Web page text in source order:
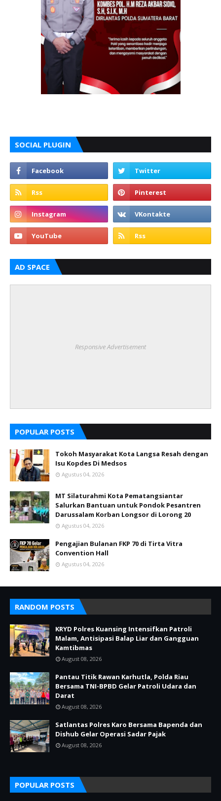
SOCIAL PLUGIN
AD SPACE
Responsive Advertisement
POPULAR POSTS
Tokoh Masyarakat Kota Langsa Resah dengan
Isu Kopdes Di Medsos
Agustus 04, 2026
MT Silaturahmi Kota Pematangsiantar
Salurkan Bantuan untuk Pondok Pesantren
Darussalam Korban Longsor di Lorong 20
Agustus 04, 2026
Pengajian Bulanan FKP 70 di Tirta Vitra
Convention Hall
Agustus 04, 2026
RANDOM POSTS
KRYD Polres Kuansing Intensifkan Patroli
Malam, Antisipasi Balap Liar dan Gangguan
Kamtibmas
August 08, 2026
Pantau Titik Rawan Karhutla, Polda Riau
Bersama TNI-BPBD Gelar Patroli Udara dan
Darat
August 08, 2026
Satlantas Polres Karo Bersama Bapenda dan
Dishub Gelar Operasi Sadar Pajak
August 08, 2026
POPULAR POSTS